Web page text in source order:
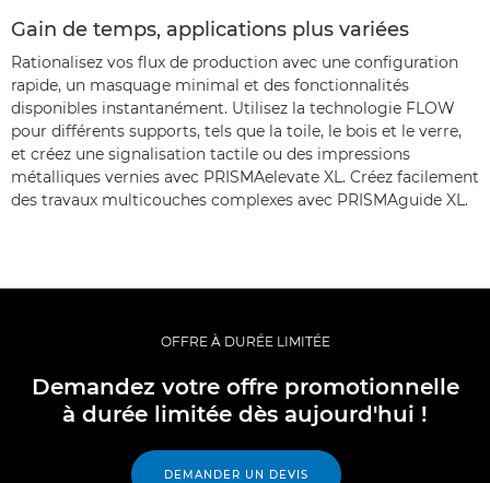
Gain de temps, applications plus variées
Rationalisez vos flux de production avec une configuration
rapide, un masquage minimal et des fonctionnalités
disponibles instantanément. Utilisez la technologie FLOW
pour différents supports, tels que la toile, le bois et le verre,
et créez une signalisation tactile ou des impressions
métalliques vernies avec PRISMAelevate XL. Créez facilement
des travaux multicouches complexes avec PRISMAguide XL.
OFFRE À DURÉE LIMITÉE
Demandez votre offre promotionnelle
à durée limitée dès aujourd'hui !
DEMANDER UN DEVIS